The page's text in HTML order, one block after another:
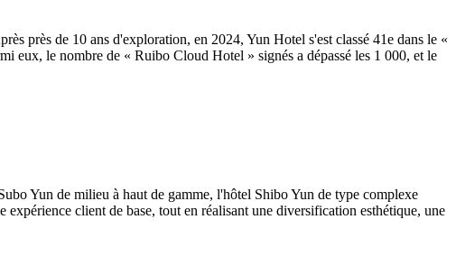
près de 10 ans d'exploration, en 2024, Yun Hotel s'est classé 41e dans le «
le nombre de « Ruibo Cloud Hotel » signés a dépassé les 1 000, et le
Yun de milieu à haut de gamme, l'hôtel Shibo Yun de type complexe
client de base, tout en réalisant une diversification esthétique, une